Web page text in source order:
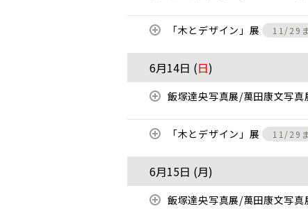
「木とデザイン」展 11/29
6月14日 (日)
飯塚達央写真展/萬田康文写
「木とデザイン」展 11/29
6月15日 (月)
飯塚達央写真展/萬田康文写